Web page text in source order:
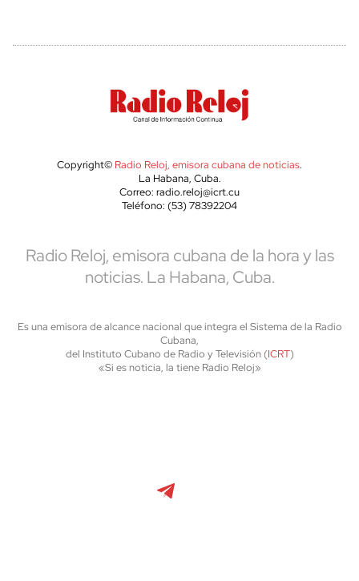
Copyright© Radio Reloj, emisora cubana de noticias.
La Habana, Cuba.
Correo: radio.reloj@icrt.cu
Teléfono: (53) 78392204
Radio Reloj, emisora cubana de la hora y las
noticias. La Habana, Cuba.
Es una emisora de alcance nacional que integra el Sistema de la Radio
Cubana,
del Instituto Cubano de Radio y Televisión (ICRT)
«Si es noticia, la tiene Radio Reloj»